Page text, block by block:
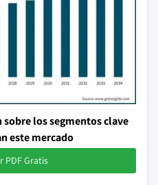
los segmentos clave
este mercado
PDF Gratis